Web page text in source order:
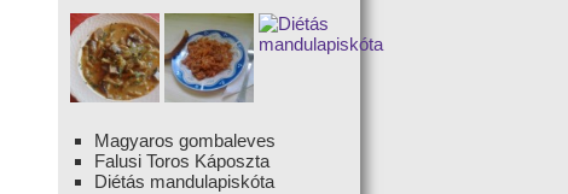
Magyaros gombaleves
Falusi Toros Káposzta
Diétás mandulapiskóta